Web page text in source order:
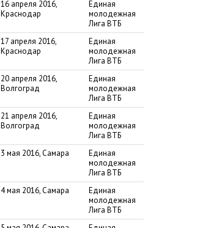
16 апреля 2016,
Краснодар
Единая
молодежная
Лига ВТБ
17 апреля 2016,
Краснодар
Единая
молодежная
Лига ВТБ
20 апреля 2016,
Волгоград
Единая
молодежная
Лига ВТБ
21 апреля 2016,
Волгоград
Единая
молодежная
Лига ВТБ
3 мая 2016, Самара
Единая
молодежная
Лига ВТБ
4 мая 2016, Самара
Единая
молодежная
Лига ВТБ